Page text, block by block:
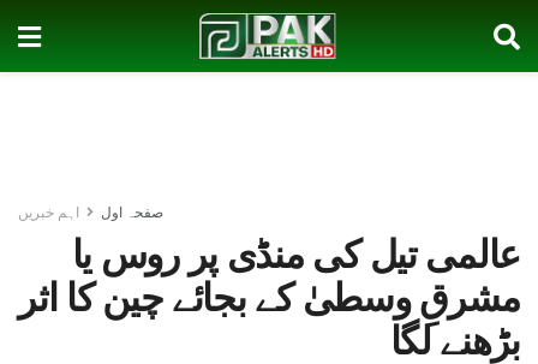
صفحہ اول اہم خبریں
عالمی تیل کی منڈی پر روس یا
مشرقِ وسطیٰ کے بجائے چین کا اثر
بڑھنے لگا